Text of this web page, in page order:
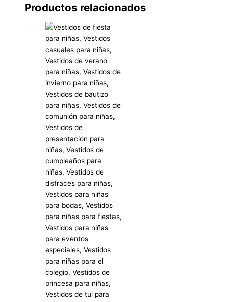
Productos relacionados